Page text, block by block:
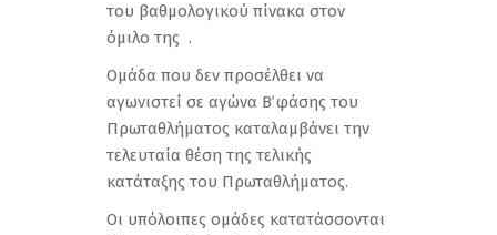
του βαθμολογικού πίνακα στον
όμιλο της .
Ομάδα που δεν προσέλθει να
αγωνιστεί σε αγώνα Β΄ φάσης του
Πρωταθλήματος καταλαμβάνει την
τελευταία θέση της τελικής
κατάταξης του Πρωταθλήματος.
Οι υπόλοιπες ομάδες κατατάσσονται